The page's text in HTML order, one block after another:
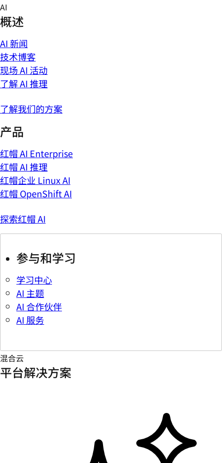
Skip
to
content
AI
概述
AI 新闻
技术博客
现场 AI 活动
了解 AI 推理
了解我们的方案
产品
红帽 AI Enterprise
红帽 AI 推理
红帽企业 Linux AI
红帽 OpenShift AI
探索红帽 AI
参与和学习
学习中心
AI 主题
AI 合作伙伴
AI 服务
混合云
平台解决方案